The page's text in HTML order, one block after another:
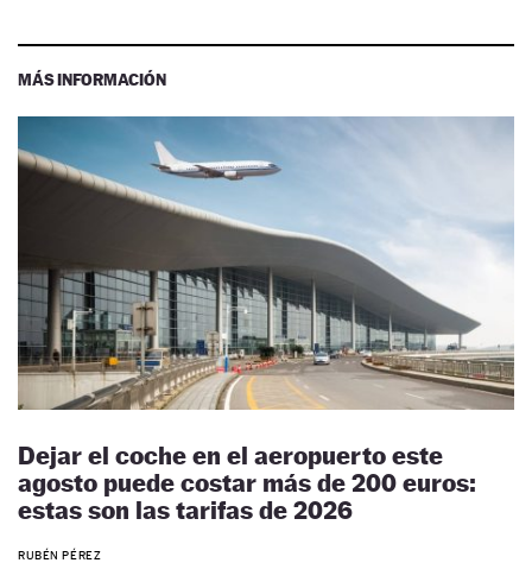
MÁS INFORMACIÓN
Dejar el coche en el aeropuerto este
agosto puede costar más de 200 euros:
estas son las tarifas de 2026
RUBÉN PÉREZ